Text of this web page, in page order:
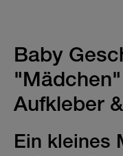
Baby
Aufkleber
Ein kleines